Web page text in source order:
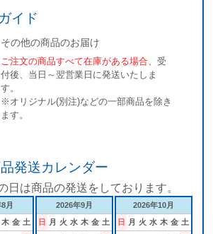
イド
その他の商品のお届け
ご注文の商品すべて在庫がある場合、 受
付後、当日～翌営業日に発送いたしま
す。
※オリジナル(別注)などの一部商品を除き
ます。
発送カレンダー
日は商品の発送をしております。
月
木 金 土
2026年9月
日 月 火 水 木 金 土
2026年10月
日 月 火 水 木 金 土